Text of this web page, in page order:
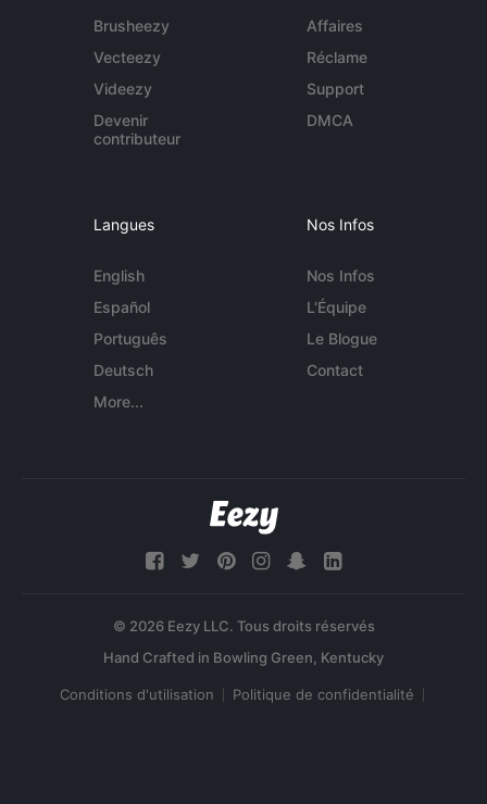
Brusheezy
Vecteezy
Videezy
Devenir
contributeur
Affaires
Réclame
Support
DMCA
Langues
English
Español
Português
Deutsch
More...
Nos Infos
Nos Infos
L'Équipe
Le Blogue
Contact
© 2026 Eezy LLC. Tous droits réservés
Conditions d'utilisation Politique de confidentialité